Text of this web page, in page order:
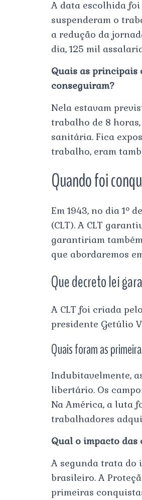
A data escolhida foi
suspenderam o
a redução da
dia, 125 mil
Quais as principais
conseguiram?
Nela estavam
trabalho de 8
sanitária. Fica
trabalho, eram
Quando foi
Em 1943, no dia 1º
(CLT). A CLT
garantiriam
que abordaremos
Que decreto lei
A CLT foi criada
presidente Getúlio
Quais foram as
Indubitavelmente,
libertário. Os
Na América, a luta
trabalhadores
Qual o impacto
A segunda trata do
brasileiro. A
primeiras